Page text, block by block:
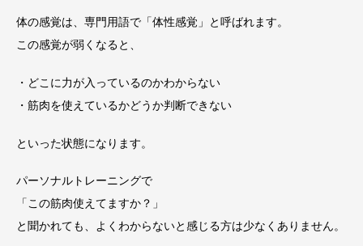
体の感覚は、専門用語で「体性感覚」と呼ばれます。
この感覚が弱くなると、
・どこに力が入っているのかわからない
・筋肉を使えているかどうか判断できない
といった状態になります。
パーソナルトレーニングで
「この筋肉使えてますか？」
と聞かれても、よくわからないと感じる方は少なくありません。